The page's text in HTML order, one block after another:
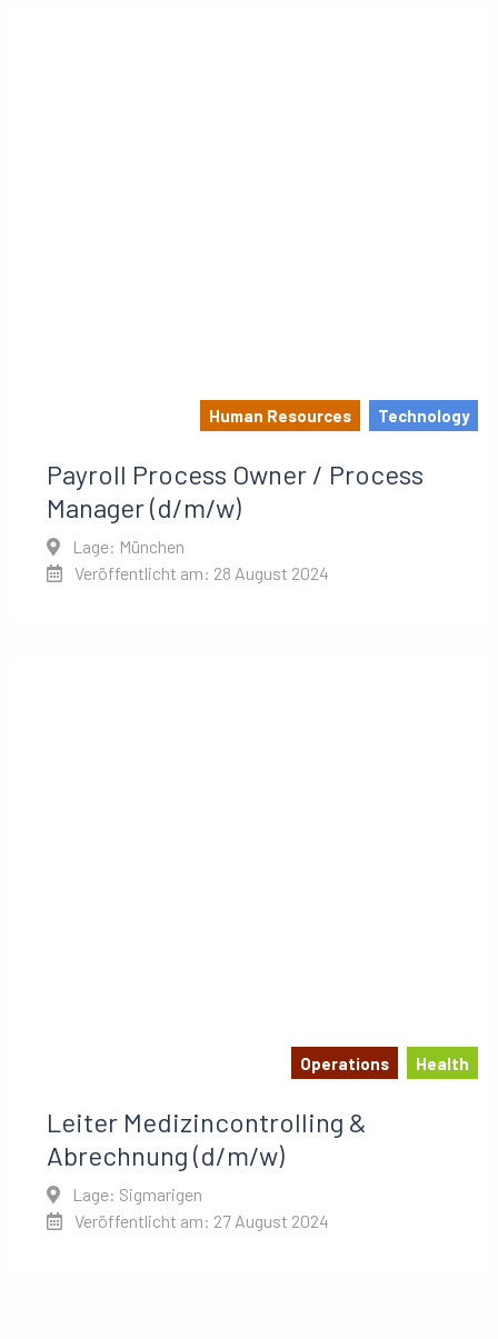
Human Resources Technology
Payroll Process Owner / Process
Manager (d/m/w)
Lage: München
Veröffentlicht am: 28 August 2024
Operations Health
Leiter Medizincontrolling &
Abrechnung (d/m/w)
Lage: Sigmarigen
Veröffentlicht am: 27 August 2024